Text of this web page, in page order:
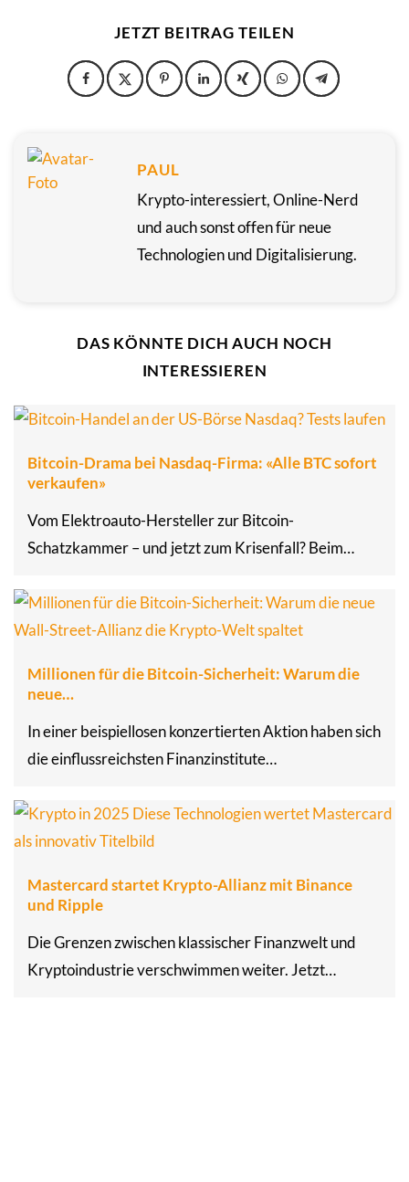
JETZT BEITRAG TEILEN
PAUL
Krypto-interessiert, Online-Nerd
und auch sonst offen für neue
Technologien und Digitalisierung.
DAS KÖNNTE DICH AUCH NOCH
INTERESSIEREN
Bitcoin-Drama bei Nasdaq-Firma: «Alle BTC sofort
verkaufen»
Vom Elektroauto-Hersteller zur Bitcoin-
Schatzkammer – und jetzt zum Krisenfall? Beim…
Millionen für die Bitcoin-Sicherheit: Warum die
neue…
In einer beispiellosen konzertierten Aktion haben sich
die einflussreichsten Finanzinstitute…
Mastercard startet Krypto-Allianz mit Binance
und Ripple
Die Grenzen zwischen klassischer Finanzwelt und
Kryptoindustrie verschwimmen weiter. Jetzt…